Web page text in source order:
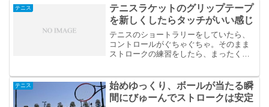
テニス
テニスラケットのグリップテープ
を新しくしたらタッチがいい感じ
テニスのショートラリーをしていたら、
コントロールがぐちゃぐちゃ。そのまま
ストロークの練習をしたら、まったく思
た。
テニス
始めゆっくり、ボールが当たる瞬
間にびゅーんでストロークは安定